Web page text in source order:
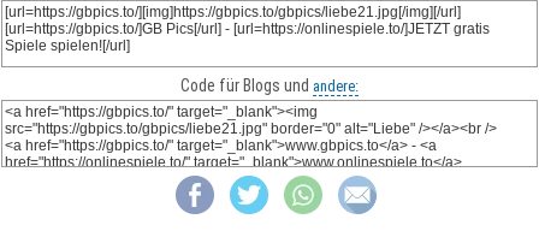
Code für Blogs und andere: